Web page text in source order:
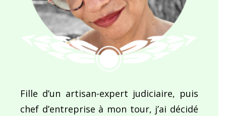
Fille d’un artisan-expert judiciaire, puis
chef d’entreprise à mon tour, j’ai décidé